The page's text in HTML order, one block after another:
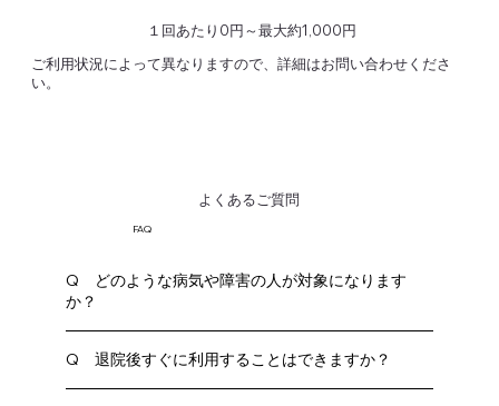
１回あたり0円～最大約1,000円
ご利用状況によって異なりますので、詳細はお問い合わせくださ
い。
よくあるご質問
FAQ
Q どのような病気や障害の人が対象になります
か？
Q 退院後すぐに利用することはできますか？